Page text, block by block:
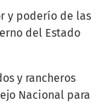
y poderío de las
del Estado
y rancheros
Nacional para